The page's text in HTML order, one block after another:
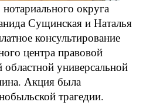
округа
Сущинская и Наталья
консультирование
центра правовой
универсальной
Акция была
трагедии.